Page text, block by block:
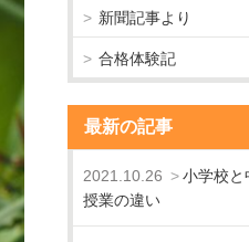
新聞記事より
合格体験記
最新の記事
2021.10.26
小学校と
授業の違い